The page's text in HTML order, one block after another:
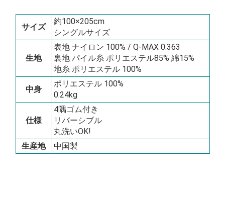
サイズ
約100×205cm
シングルサイズ
生地
表地 ナイロン 100% / Q-MAX 0.363
裏地 パイル糸 ポリエステル85% 綿15%
地糸 ポリエステル 100%
中身
ポリエステル 100%
0.24kg
仕様
4隅ゴム付き
リバーシブル
丸洗いOK!
生産地
中国製